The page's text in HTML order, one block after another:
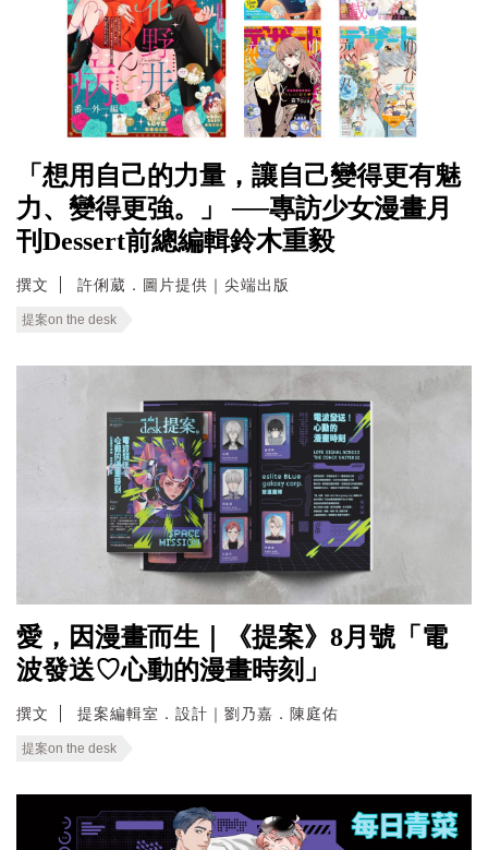
「想用自己的力量，讓自己變得更有魅
力、變得更強。」 ──專訪少女漫畫月
刊Dessert前總編輯鈴木重毅
撰文 許俐葳．圖片提供｜尖端出版
提案on the desk
愛，因漫畫而生｜《提案》8月號「電
波發送♡心動的漫畫時刻」
撰文 提案編輯室．設計｜劉乃嘉．陳庭佑
提案on the desk